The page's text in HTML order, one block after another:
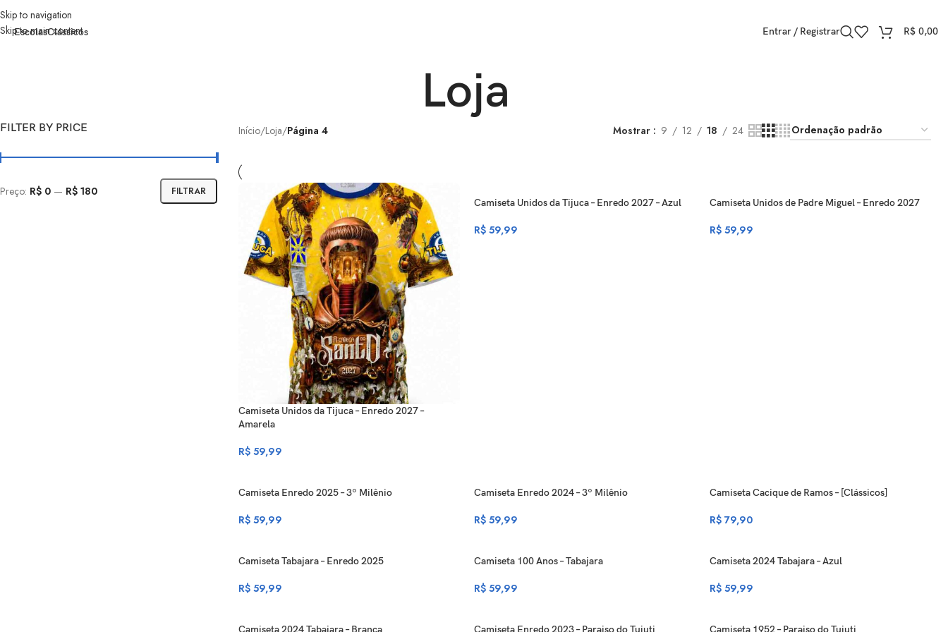
Skip to navigation
Skip to main content
EscolasClássicos Entrar / Registrar R$ 0,00
Loja
FILTER BY PRICE
FILTRAR
Preço: R$ 0 — R$ 180
Início/Loja/Página 4 Mostrar 9 12 18 24
Camiseta Unidos da Tijuca – Enredo 2027 –
Amarela
R$59,99
Camiseta Unidos da Tijuca – Enredo 2027 – Azul
R$59,99
Camiseta Unidos de Padre Miguel – Enredo 2027
R$59,99
Camiseta Enredo 2025 – 3º Milênio
R$59,99
Camiseta Enredo 2024 – 3º Milênio
R$59,99
Camiseta Cacique de Ramos – [Clássicos]
R$79,90
Camiseta Tabajara – Enredo 2025
R$59,99
Camiseta 100 Anos – Tabajara
R$59,99
Camiseta 2024 Tabajara – Azul
R$59,99